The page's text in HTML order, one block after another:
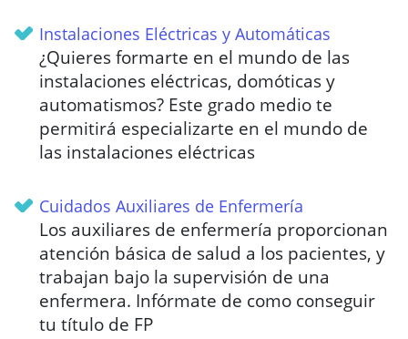
Instalaciones Eléctricas y Automáticas
¿Quieres formarte en el mundo de las
instalaciones eléctricas, domóticas y
automatismos? Este grado medio te
permitirá especializarte en el mundo de
las instalaciones eléctricas
Cuidados Auxiliares de Enfermería
Los auxiliares de enfermería proporcionan
atención básica de salud a los pacientes, y
trabajan bajo la supervisión de una
enfermera. Infórmate de como conseguir
tu título de FP